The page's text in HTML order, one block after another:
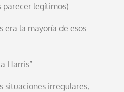
legítimos).
era la mayoría de esos
Harris”.
situaciones irregulares,